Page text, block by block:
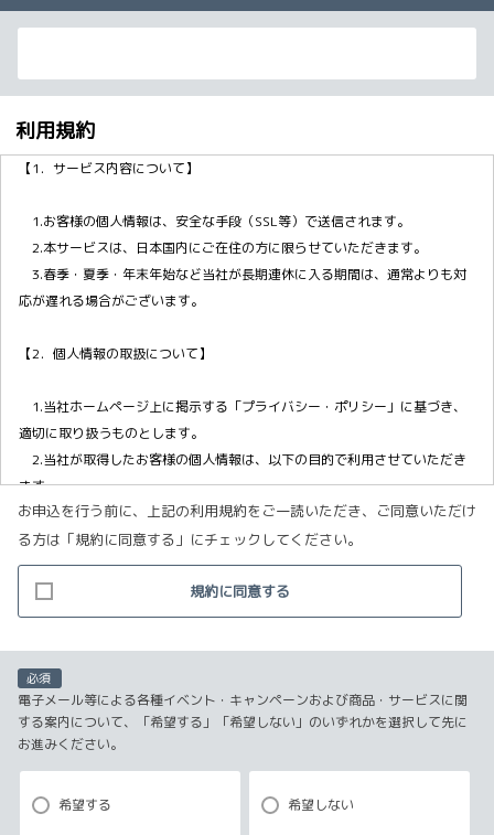
利用規約
【1．サービス内容について】
1.お客様の個人情報は、安全な手段（SSL等）で送信されます。
2.本サービスは、日本国内にご在住の方に限らせていただきます。
3.春季・夏季・年末年始など当社が長期連休に入る期間は、通常よりも対
応が遅れる場合がございます。
【2．個人情報の取扱について】
1.当社ホームページ上に掲示する「プライバシー・ポリシー」に基づき、
適切に取り扱うものとします。
2.当社が取得したお客様の個人情報は、以下の目的で利用させていただき
ます。
(1)お客様リクエストに対応するにあたって問題が発生した場合の確認・
連絡
(2)お客様から照会があった場合のリクエスト情報の確認
(3)お客様に不利益を与えないために行う、お客様に対する迅速なご連絡
（電子メール、電話、郵送によるご連絡）
(5)商品の企画・開発あるいはお客様満足向上策などの検討のためのお客
様アンケート調査の実施
【3．推奨環境について】
1.当社の推奨するインターネット環境にてお申込みをお願いします。推奨
お申込を行う前に、上記の利用規約をご一読いただき、ご同意いただけ
る方は「規約に同意する」にチェックしてください。
規約に同意する
必須
電子メール等による各種イベント・キャンペーンおよび商品・サービスに関
する案内について、「希望する」「希望しない」のいずれかを選択して先に
お進みください。
希望する 希望しない